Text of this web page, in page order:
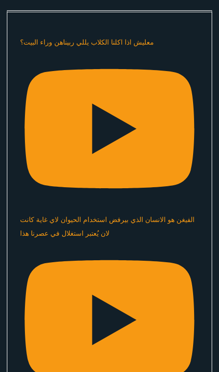
معليش اذا اكلنا الكلاب يللي ربيناهن وراء البيت؟
الفيغن هو الانسان الذي بيرفض استخدام الحيوان لاي غاية كانت